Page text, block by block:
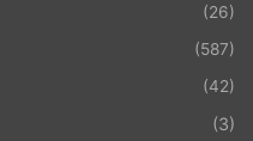
(26)
(587)
(42)
(3)